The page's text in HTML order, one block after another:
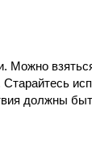
Можно
должны